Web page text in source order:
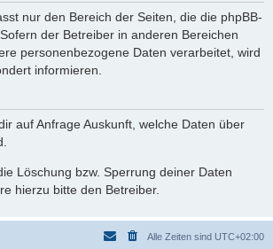
nur den Bereich der Seiten, die die phpBB-
der Betreiber in anderen Bereichen
personenbezogene Daten verarbeitet, wird
informieren.
auf Anfrage Auskunft, welche Daten über
Löschung bzw. Sperrung deiner Daten
hierzu bitte den Betreiber.
Alle Zeiten sind UTC+02:00